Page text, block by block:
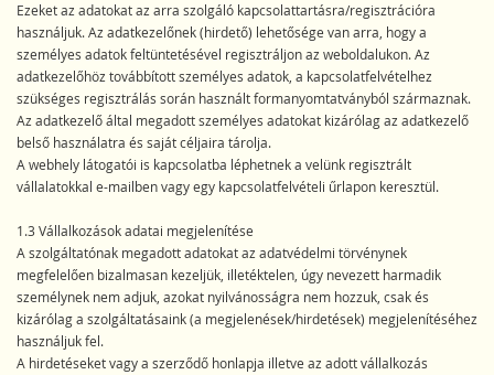
Ezeket az adatokat az arra szolgáló kapcsolattartásra/regisztrációra
használjuk. Az adatkezelőnek (hirdető) lehetősége van arra, hogy a
személyes adatok feltüntetésével regisztráljon az weboldalukon. Az
adatkezelőhöz továbbított személyes adatok, a kapcsolatfelvételhez
szükséges regisztrálás során használt formanyomtatványból származnak.
Az adatkezelő által megadott személyes adatokat kizárólag az adatkezelő
belső használatra és saját céljaira tárolja.
A webhely látogatói is kapcsolatba léphetnek a velünk regisztrált
vállalatokkal e-mailben vagy egy kapcsolatfelvételi űrlapon keresztül.
1.3 Vállalkozások adatai megjelenítése
A szolgáltatónak megadott adatokat az adatvédelmi törvénynek
megfelelően bizalmasan kezeljük, illetéktelen, úgy nevezett harmadik
személynek nem adjuk, azokat nyilvánosságra nem hozzuk, csak és
kizárólag a szolgáltatásaink (a megjelenések/hirdetések) megjelenítéséhez
használjuk fel.
A hirdetéseket vagy a szerződő honlapja illetve az adott vállalkozás